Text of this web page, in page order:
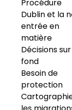
Procédure
Dublin et la
entrée en
matière
Décisions
fond
Besoin de
protection